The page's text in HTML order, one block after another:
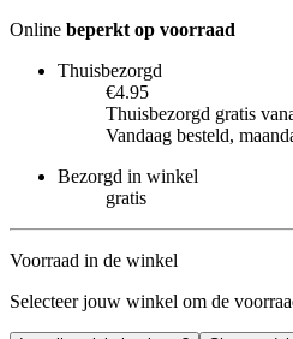
Online beperkt op voorraad
Thuisbezorgd
€4.95
Thuisbezorgd gratis
Vandaag besteld,
Bezorgd in winkel
gratis
Voorraad in de winkel
Selecteer jouw winkel om de